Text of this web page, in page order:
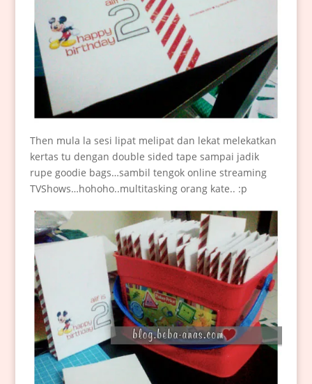
Then mula la sesi lipat melipat dan lekat melekatkan
kertas tu dengan double sided tape sampai jadik
rupe goodie bags…sambil tengok online streaming
TVShows…hohoho..multitasking orang kate.. :p